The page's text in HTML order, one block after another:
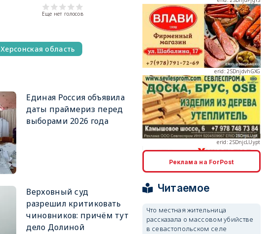
Еще нет голосов
Херсонская область
Единая Россия объявила
даты праймериз перед
выборами 2026 года
Верховный суд
разрешил критиковать
чиновников: причём тут
дело Долиной
erid: 2SDnjdvhGXG
erid: 2SDnjcLUypt
Реклама на ForPost
Читаемое
Что местная жительница
рассказала о массовом убийстве
в севастопольском селе